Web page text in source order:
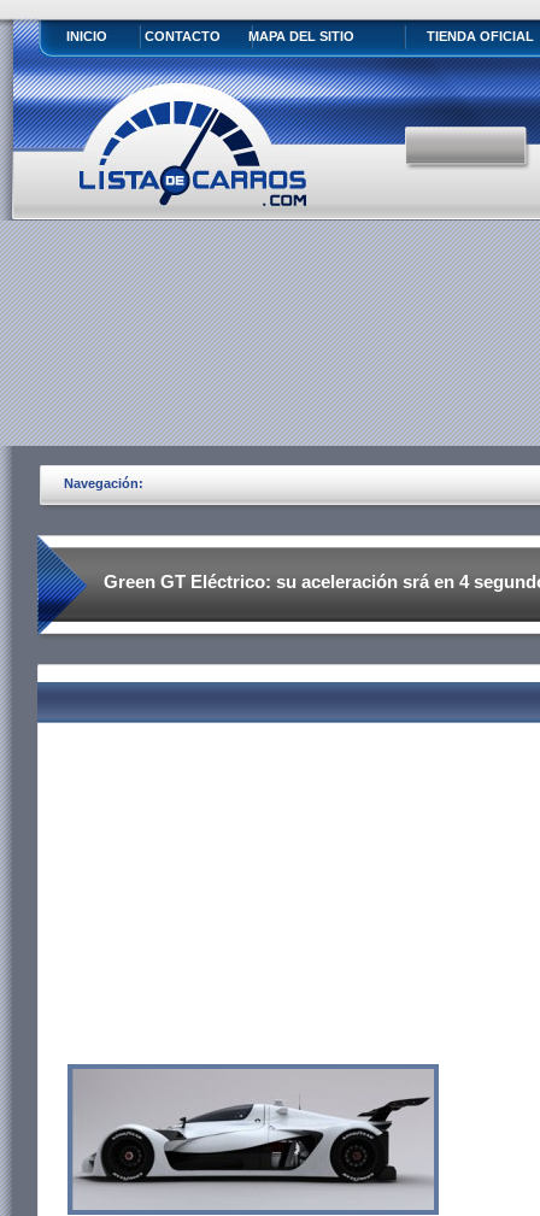
INICIO CONTACTO MAPA DEL SITIO TIENDA OFICIAL
Navegación:
Green GT Eléctrico: su aceleración srá en 4